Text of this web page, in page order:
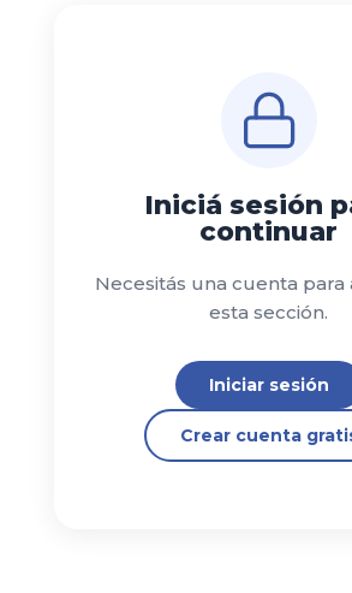
Iniciá sesión
continuar
Necesitás una cuenta para
esta sección.
Iniciar sesión
Crear cuenta